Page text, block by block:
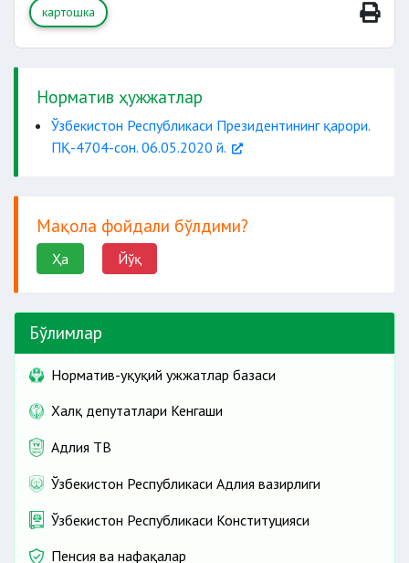
картошка
Норматив ҳужжатлар
Ўзбекистон Республикаси Президентининг қарори.
ПҚ-4704-сон. 06.05.2020 й.
Мақола фойдали бўлдими?
Ҳа Йўқ
Бўлимлар
Норматив-ҳуқуқий ҳужжатлар базаси
Халқ депутатлари Кенгаши
Адлия ТВ
Ўзбекистон Республикаси Адлия вазирлиги
Ўзбекистон Республикаси Конституцияси
Пенсия ва нафақалар